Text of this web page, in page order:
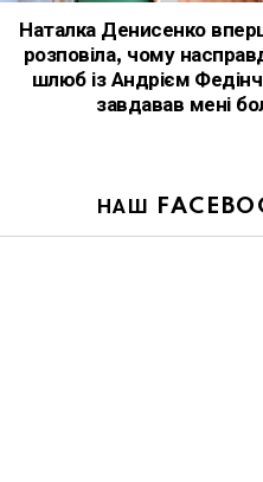
Наталка Денисенко
розповіла, чому
шлюб із Андрієм
завдавав мені
НАШ